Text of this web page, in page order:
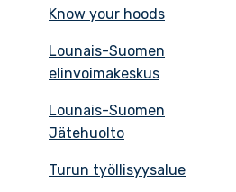
Know your hoods
Lounais-Suomen
elinvoimakeskus
Lounais-Suomen
Jätehuolto
Turun työllisyysalue